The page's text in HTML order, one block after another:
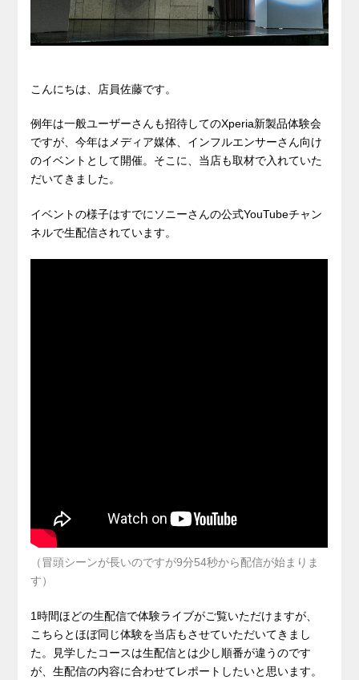
こんにちは、店員佐藤です。
例年は一般ユーザーさんも招待してのXperia新製品体験会
ですが、今年はメディア媒体、インフルエンサーさん向け
のイベントとして開催。そこに、当店も取材で入れていた
だいてきました。
イベントの様子はすでにソニーさんの公式YouTubeチャン
ネルで生配信されています。
（冒頭シーンが長いのですが9分54秒から配信が始まりま
す）
1時間ほどの生配信で体験ライブがご覧いただけますが、
こちらとほぼ同じ体験を当店もさせていただいてきまし
た。見学したコースは生配信とは少し順番が違うのです
が、生配信の内容に合わせてレポートしたいと思います。